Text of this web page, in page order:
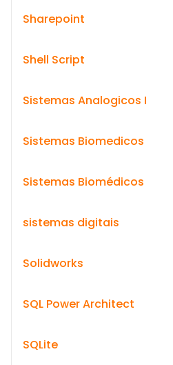
Sharepoint
Shell Script
Sistemas Analogicos I
Sistemas Biomedicos
Sistemas Biomédicos
sistemas digitais
Solidworks
SQL Power Architect
SQLite